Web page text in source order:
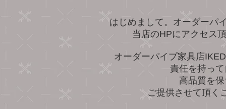
はじめまして。オーダーパ
当店のHPにアクセス
オーダーパイプ家具店
責任を持っ
高品質を
ご提供させて頂く